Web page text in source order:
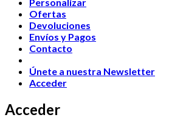
Ofertas
Devoluciones
Envíos y Pagos
Contacto
Únete a nuestra Newsletter
Acceder
Acceder